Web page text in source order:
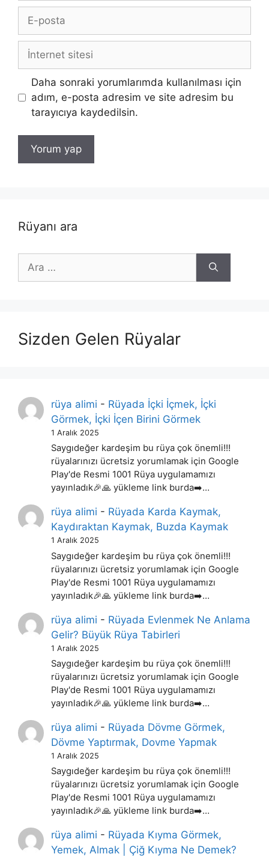
posta
İnternet
sitesi
Daha sonraki yorumlarımda kullanılması için
adım, e-posta adresim ve site adresim bu
tarayıcıya kaydedilsin.
Rüyanı ara
için
Sizden Gelen Rüyalar
rüya alimi - Rüyada İçki İçmek, İçki
Görmek, İçki İçen Birini Görmek
1 Aralık 2025
Saygıdeğer kardeşim bu rüya çok önemli!!!
rüyalarınızı ücretsiz yorumlamak için Google
Play'de Resmi 1001 Rüya uygulamamızı
yayınladık🎉🙏 yükleme link burda➡️…
rüya alimi - Rüyada Karda Kaymak,
Kaydıraktan Kaymak, Buzda Kaymak
1 Aralık 2025
Saygıdeğer kardeşim bu rüya çok önemli!!!
rüyalarınızı ücretsiz yorumlamak için Google
Play'de Resmi 1001 Rüya uygulamamızı
yayınladık🎉🙏 yükleme link burda➡️…
rüya alimi - Rüyada Evlenmek Ne Anlama
Gelir? Büyük Rüya Tabirleri
1 Aralık 2025
Saygıdeğer kardeşim bu rüya çok önemli!!!
rüyalarınızı ücretsiz yorumlamak için Google
Play'de Resmi 1001 Rüya uygulamamızı
yayınladık🎉🙏 yükleme link burda➡️…
rüya alimi - Rüyada Dövme Görmek,
Dövme Yaptırmak, Dovme Yapmak
1 Aralık 2025
Saygıdeğer kardeşim bu rüya çok önemli!!!
rüyalarınızı ücretsiz yorumlamak için Google
Play'de Resmi 1001 Rüya uygulamamızı
yayınladık🎉🙏 yükleme link burda➡️…
rüya alimi - Rüyada Kıyma Görmek,
Yemek, Almak | Çiğ Kıyma Ne Demek?